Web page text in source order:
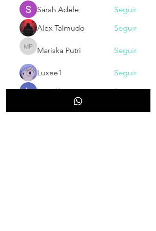
Sarah Adele
Seguir
Alex Talmudo
Seguir
Mariska Putri
Mariska Putri Seguir
Luxee1
Seguir
Larry King
Seguir
Ver todos los miembros (130)